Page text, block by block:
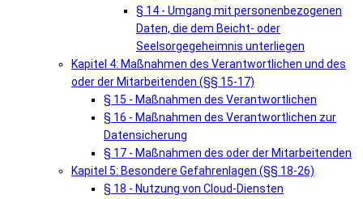
§ 14 - Umgang mit personenbezogenen
Daten, die dem Beicht- oder
Seelsorgegeheimnis unterliegen
Kapitel 4: Maßnahmen des Verantwortlichen und des
oder der Mitarbeitenden (§§ 15-17)
§ 15 - Maßnahmen des Verantwortlichen
§ 16 - Maßnahmen des Verantwortlichen zur
Datensicherung
§ 17 - Maßnahmen des oder der Mitarbeitenden
Kapitel 5: Besondere Gefahrenlagen (§§ 18-26)
§ 18 - Nutzung von Cloud-Diensten